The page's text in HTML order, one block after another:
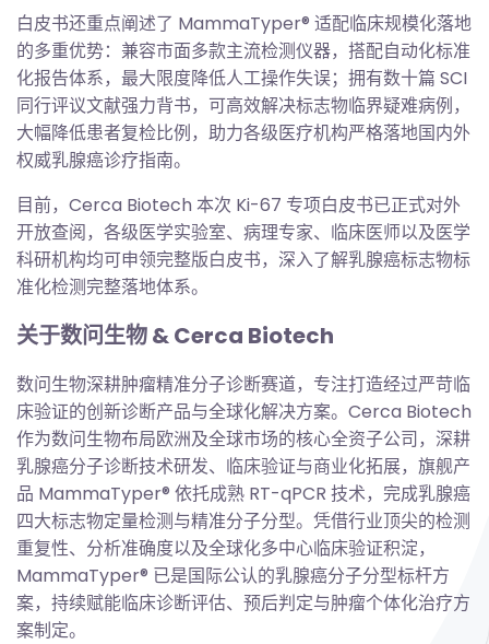
白皮书还重点阐述了 MammaTyper® 适配临床规模化落地
的多重优势：兼容市面多款主流检测仪器，搭配自动化标准
化报告体系，最大限度降低人工操作失误；拥有数十篇 SCI
同行评议文献强力背书，可高效解决标志物临界疑难病例，
大幅降低患者复检比例，助力各级医疗机构严格落地国内外
权威乳腺癌诊疗指南。
目前，Cerca Biotech 本次 Ki-67 专项白皮书已正式对外
开放查阅，各级医学实验室、病理专家、临床医师以及医学
科研机构均可申领完整版白皮书，深入了解乳腺癌标志物标
准化检测完整落地体系。
关于数问生物 & Cerca Biotech
数问生物深耕肿瘤精准分子诊断赛道，专注打造经过严苛临
床验证的创新诊断产品与全球化解决方案。Cerca Biotech
作为数问生物布局欧洲及全球市场的核心全资子公司，深耕
乳腺癌分子诊断技术研发、临床验证与商业化拓展，旗舰产
品 MammaTyper® 依托成熟 RT-qPCR 技术，完成乳腺癌
四大标志物定量检测与精准分子分型。凭借行业顶尖的检测
重复性、分析准确度以及全球化多中心临床验证积淀，
MammaTyper® 已是国际公认的乳腺癌分子分型标杆方
案，持续赋能临床诊断评估、预后判定与肿瘤个体化治疗方
案制定。